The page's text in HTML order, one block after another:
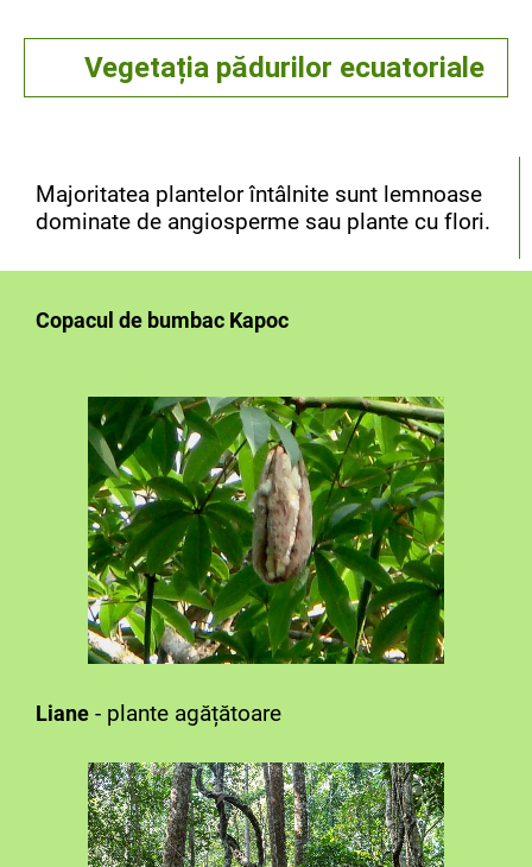
Vegetația pădurilor ecuatoriale
Majoritatea plantelor întâlnite sunt lemnoase
dominate de angiosperme sau plante cu flori.
Copacul de bumbac Kapoc
Liane - plante agățătoare